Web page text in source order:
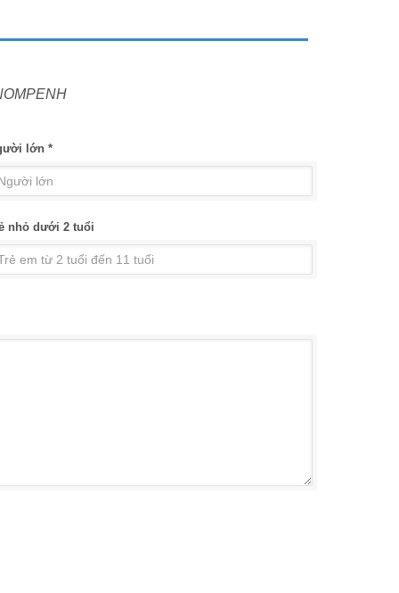
lớn *
nhỏ dưới 2 tuổi